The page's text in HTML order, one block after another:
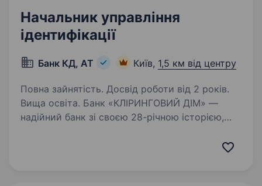
Начальник управління
ідентифікації
Банк КД, АТ Київ, 1,5 км від центру
Повна зайнятість. Досвід роботи від 2 років.
Вища освіта. Банк «КЛІРИНГОВИЙ ДІМ» —
надійний банк зі своєю 28-річною історією,